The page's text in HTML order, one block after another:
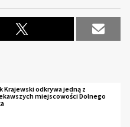
Krajewski odkrywa jedną z
miejscowości Dolnego